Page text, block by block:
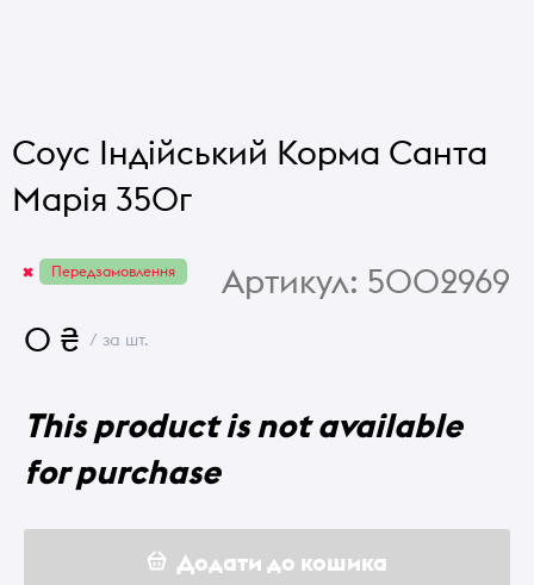
Соус Індійський Корма Санта
Марія 350г
Передзамовлення Артикул: 5002969
0 ₴ / за шт.
This product is not available
for purchase
Додати до кошика